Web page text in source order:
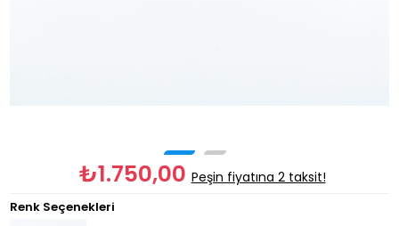
₺1.750,00 Peşin fiyatına 2 taksit!
Renk Seçenekleri